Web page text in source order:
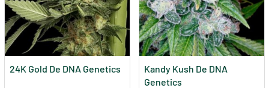
24K Gold De DNA Genetics
Kandy Kush De DNA
Genetics